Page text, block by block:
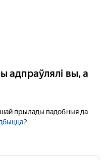
адпраўлялі вы, а
прылады падобныя да